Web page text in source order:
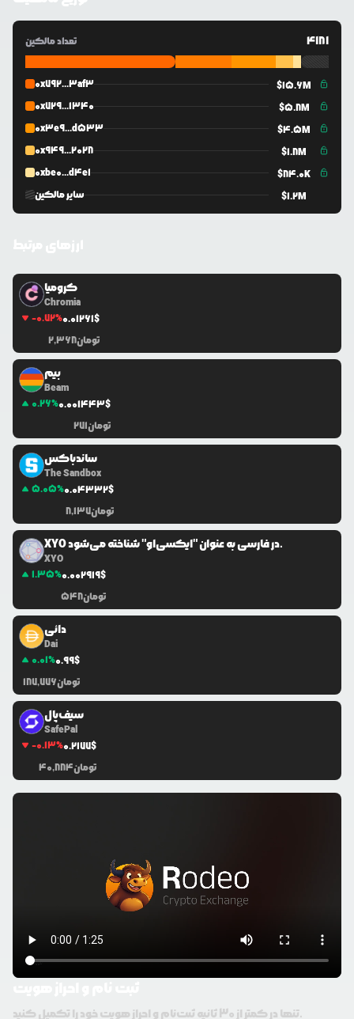
تعداد مالکین 4181
0x792...3af3 $15.6M
0x729...1340
$5.8M
0x3e9...d533
$4.5M
0x949...2028
$1.8M
0xbe0...d4e1
$84.0K
سایر مالکین
$1.2M
کرومیا
Chromia
-0.72%0.01261$
2,368تومان
بیم
Beam
0.26%0.001443$
271تومان
ساندباکس
The Sandbox
5.05%0.04332$
8,137تومان
XYO در فارسی به عنوان "ایکسی‌او" شناخته می‌شود.
XYO
1.35%0.002919$
548تومان
دائی
Dai
0.01%0.99$
187,776تومان
سیف‌پال
SafePal
-0.13%0.2177$
40,884تومان
تنها در کمتر از 30 ثانیه ثبت‌نام و احراز هویت خود را تکمیل کنید.